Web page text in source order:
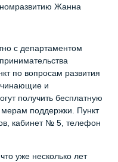
Жанна
с департаментом
по вопросам развития
и
получить бесплатную
поддержки. Пункт
кабинет № 5, телефон
уже несколько лет